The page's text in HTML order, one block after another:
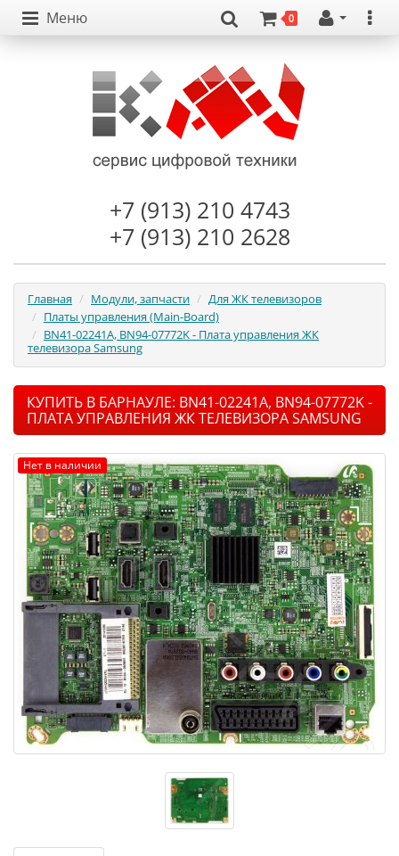
Меню 0
+7 (913) 210 4743
+7 (913) 210 2628
Главная Модули, запчасти
Для ЖК телевизоров
Платы управления (Main-Board)
BN41-02241A, BN94-07772K - Плата управления ЖК
телевизора Samsung
КУПИТЬ В БАРНАУЛЕ: BN41-02241A, BN94-07772K -
ПЛАТА УПРАВЛЕНИЯ ЖК ТЕЛЕВИЗОРА SAMSUNG
Нет в наличии